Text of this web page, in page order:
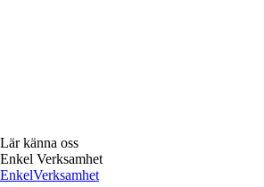
Lär känna oss
Enkel Verksamhet
EnkelVerksamhet